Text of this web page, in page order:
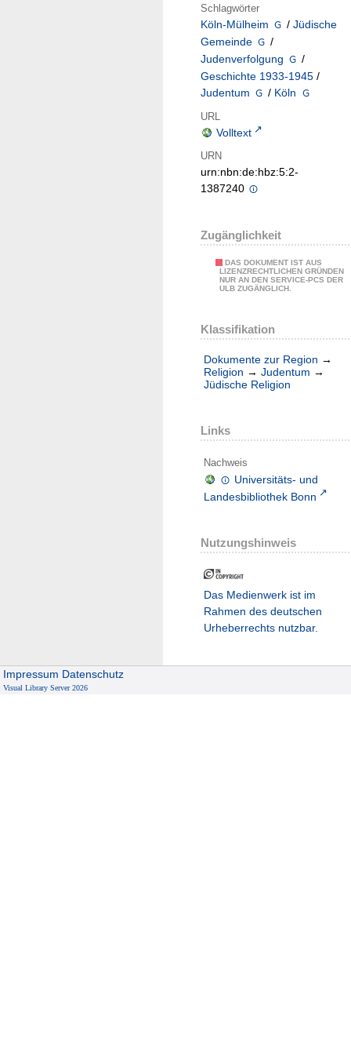
Schlagwörter
Köln-Mülheim / Jüdische
Gemeinde
/
Judenverfolgung
/
Geschichte 1933-1945 /
Judentum
/ Köln
URL
Volltext
URN
urn:nbn:de:hbz:5:2-
1387240
Zugänglichkeit
DAS DOKUMENT IST AUS
LIZENZRECHTLICHEN GRÜNDEN
NUR AN DEN SERVICE-PCS DER
ULB ZUGÄNGLICH.
Klassifikation
Dokumente zur Region →
Religion → Judentum →
Jüdische Religion
Links
Nachweis
Universitäts- und
Landesbibliothek Bonn
Nutzungshinweis
Das Medienwerk ist im
Rahmen des deutschen
Urheberrechts nutzbar.
Impressum Datenschutz
Visual Library Server 2026